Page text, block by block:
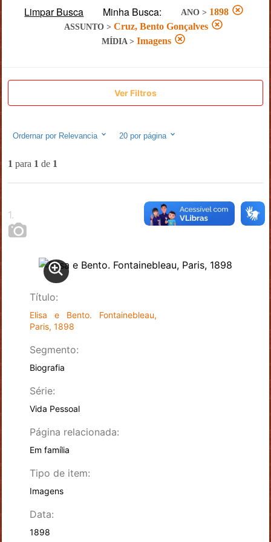
Limpar Busca Minha Busca: ANO > 1898
ASSUNTO > Cruz, Bento Gonçalves
MÍDIA> Imagens
Ver Filtros
Ordernar por Relevancia 20por página
1 para 1 de 1
1.
Título:
Elisa e Bento. Fontainebleau,
Paris, 1898
Segmento:
Biografia
Série:
Vida Pessoal
Página relacionada:
Em família
Tipo de item:
Imagens
Data:
1898